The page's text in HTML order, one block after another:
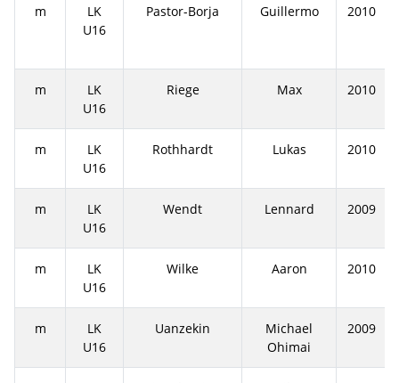
m
LK
U16
Pastor-Borja Guillermo 2010
m
LK
U16
Riege Max 2010
m
LK
U16
Rothhardt Lukas 2010
m
LK
U16
Wendt Lennard 2009
m
LK
U16
Wilke Aaron 2010
m
LK
U16
Uanzekin
Michael
Ohimai
2009